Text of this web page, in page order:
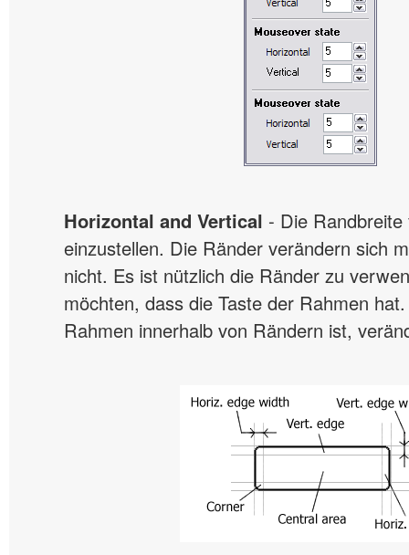
Horizontal and Vertical - Die
einzustellen. Die Ränder verändern sich
nicht. Es ist nützlich die Ränder zu
möchten, dass die Taste der Rahmen
Rahmen innerhalb von Rändern ist,